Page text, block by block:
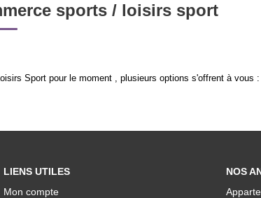
sports / loisirs sport
Sport pour le moment , plusieurs options s'offrent à vous :
LIENS UTILES
Mon compte
NOS